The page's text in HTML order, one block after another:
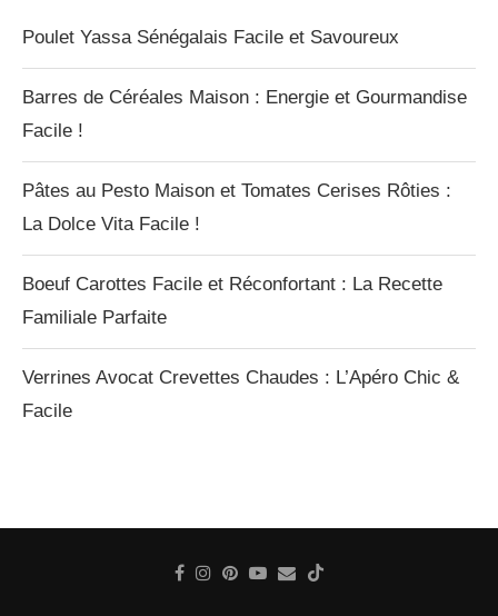
Poulet Yassa Sénégalais Facile et Savoureux
Barres de Céréales Maison : Energie et Gourmandise
Facile !
Pâtes au Pesto Maison et Tomates Cerises Rôties :
La Dolce Vita Facile !
Boeuf Carottes Facile et Réconfortant : La Recette
Familiale Parfaite
Verrines Avocat Crevettes Chaudes : L’Apéro Chic &
Facile